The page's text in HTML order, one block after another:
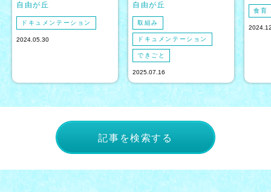
自由が丘
ドキュメンテーション
2024.05.30
自由が丘
取組み
ドキュメンテーション
できごと
2025.07.16
食育
記事を検索する